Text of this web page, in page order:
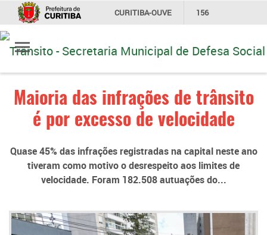
CURITIBA-OUVE 156
Ir
para
conteúdo
Maioria das infrações de trânsito
é por excesso de velocidade
Quase 45% das infrações registradas na capital neste ano
tiveram como motivo o desrespeito aos limites de
velocidade. Foram 182.508 autuações do...